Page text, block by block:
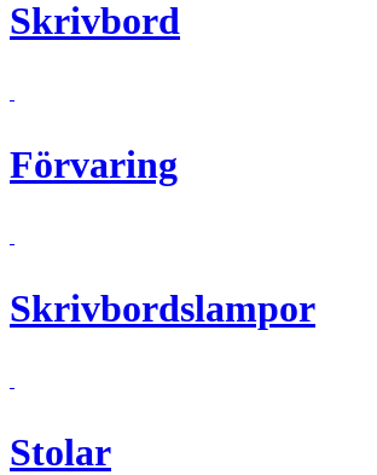
Skrivbord
Förvaring
Skrivbordslampor
Stolar